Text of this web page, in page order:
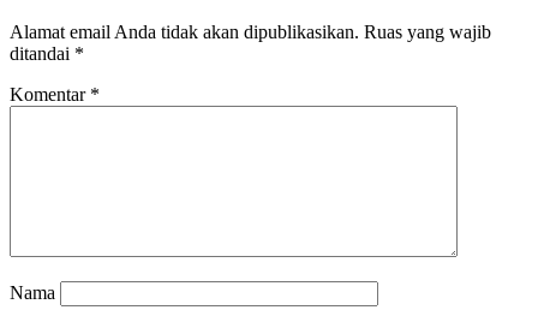
Alamat email Anda tidak akan dipublikasikan. Ruas yang wajib
ditandai *
Komentar *
Nama